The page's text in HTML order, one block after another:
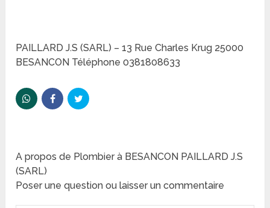
PAILLARD J.S (SARL) – 13 Rue Charles Krug 25000
BESANCON Téléphone 0381808633
A propos de Plombier à BESANCON PAILLARD J.S
(SARL)
Poser une question ou laisser un commentaire